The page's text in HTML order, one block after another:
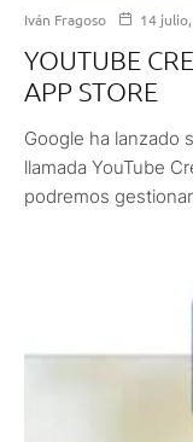
Iván Fragoso 14
YOUTUBE
APP STORE
Google ha lanzado
llamada YouTube
podremos